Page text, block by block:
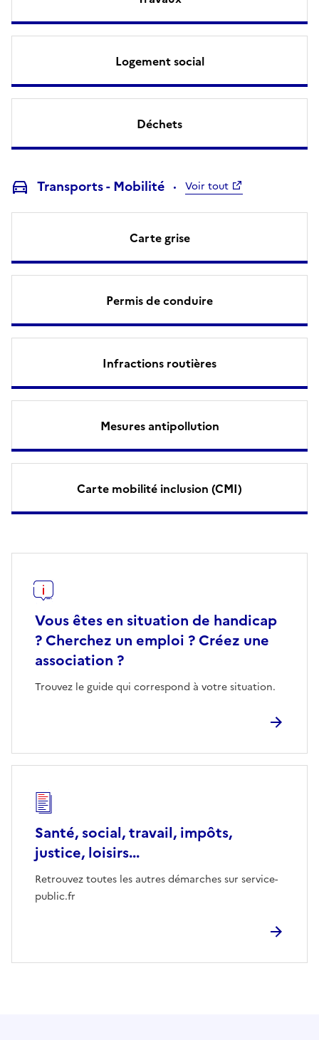
Logement social
Déchets
Transports - Mobilité Voir tout
Carte grise
Permis de conduire
Infractions routières
Mesures antipollution
Carte mobilité inclusion (CMI)
Vous êtes en situation de handicap
? Cherchez un emploi ? Créez une
association ?
Trouvez le guide qui correspond à votre situation.
Santé, social, travail, impôts,
justice, loisirs...
Retrouvez toutes les autres démarches sur service-
public.fr